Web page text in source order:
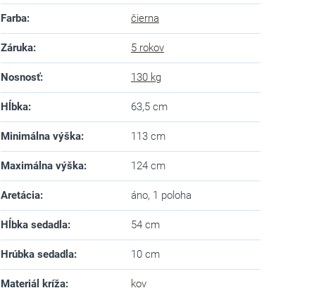
Farba: čierna
Záruka: 5 rokov
Nosnosť: 130 kg
Hĺbka: 63,5 cm
Minimálna výška: 113 cm
Maximálna výška: 124 cm
Aretácia: áno, 1 poloha
Hĺbka sedadla: 54 cm
Hrúbka sedadla: 10 cm
Materiál kríža: kov